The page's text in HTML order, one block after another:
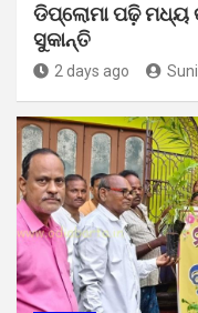
ଡିପ୍ଲୋମା ପଢ଼ି ମଧ୍ୟ
ସୁକାନ୍ତି
2 days ago